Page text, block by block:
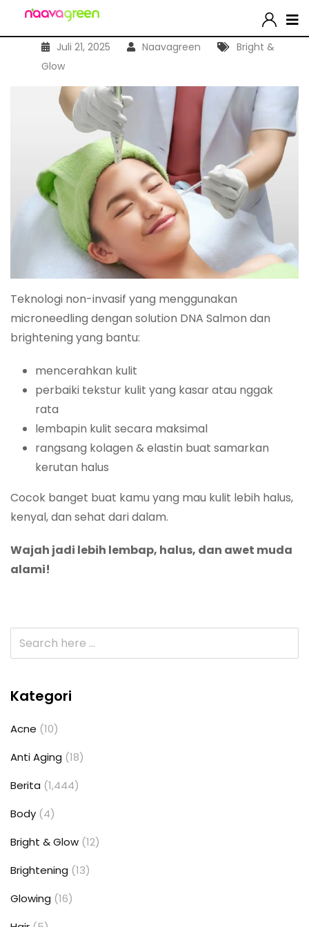
Juli 21, 2025 Naavagreen
Bright &
Glow
Teknologi non-invasif yang menggunakan
microneedling dengan solution DNA Salmon dan
brightening yang bantu:
mencerahkan kulit
perbaiki tekstur kulit yang kasar atau nggak
rata
lembapin kulit secara maksimal
rangsang kolagen & elastin buat samarkan
kerutan halus
Cocok banget buat kamu yang mau kulit lebih halus,
kenyal, dan sehat dari dalam.
Wajah jadi lebih lembap, halus, dan awet muda
alami!
Kategori
Acne (10)
Anti Aging (18)
Berita (1,444)
Body (4)
Bright & Glow (12)
Brightening (13)
Glowing (16)